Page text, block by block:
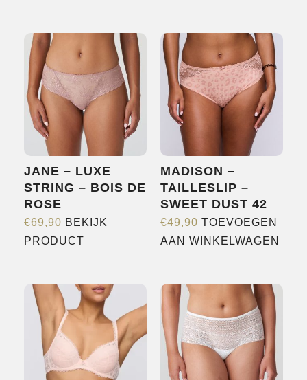
MERKEN
NIEUWS
CONTACT
JANE – LUXE
STRING – BOIS DE
ROSE
€69,90 BEKIJK
PRODUCT
meerdere
variaties.
Deze
optie
kan
MADISON –
TAILLESLIP –
SWEET DUST 42
€49,90 TOEVOEGEN
AAN WINKELWAGEN